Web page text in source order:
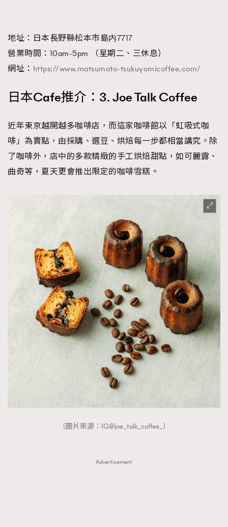
地址：日本長野縣松本市島内7717
營業時間：10am-5pm （星期二、三休息）
網址： https://www.matsumoto-tsukuyomicoffee.com/
日本Cafe推介：3. Joe Talk Coffee
近年東京越開越多咖啡店，而這家咖啡館以「虹吸式咖
啡」為賣點，由採購、選豆、烘焙每一步都相當講究。除
了咖啡外，店中的多款精緻的手工烘焙甜點，如可麗露、
曲奇等，夏天更會推出限定的咖啡雪糕。
（圖片來源：IG@joe_talk_coffee_）
Advertisement